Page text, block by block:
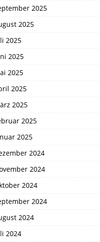
2025
2025
2025
2025
2025
2025
2025
2025
2025
2024
2024
2024
2024
2024
2024